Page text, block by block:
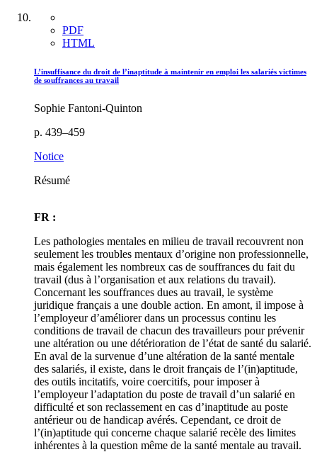
PDF
HTML
L’insuffisance du droit de l’inaptitude à maintenir en emploi les salariés victimes
de souffrances au travail
Sophie Fantoni-Quinton
p. 439–459
Notice
Résumé
FR :
Les pathologies mentales en milieu de travail recouvrent non
seulement les troubles mentaux d’origine non professionnelle,
mais également les nombreux cas de souffrances du fait du
travail (dus à l’organisation et aux relations du travail).
Concernant les souffrances dues au travail, le système
juridique français a une double action. En amont, il impose à
l’employeur d’améliorer dans un processus continu les
conditions de travail de chacun des travailleurs pour prévenir
une altération ou une détérioration de l’état de santé du salarié.
En aval de la survenue d’une altération de la santé mentale
des salariés, il existe, dans le droit français de l’(in)aptitude,
des outils incitatifs, voire coercitifs, pour imposer à
l’employeur l’adaptation du poste de travail d’un salarié en
difficulté et son reclassement en cas d’inaptitude au poste
antérieur ou de handicap avérés. Cependant, ce droit de
l’(in)aptitude qui concerne chaque salarié recèle des limites
inhérentes à la question même de la santé mentale au travail.